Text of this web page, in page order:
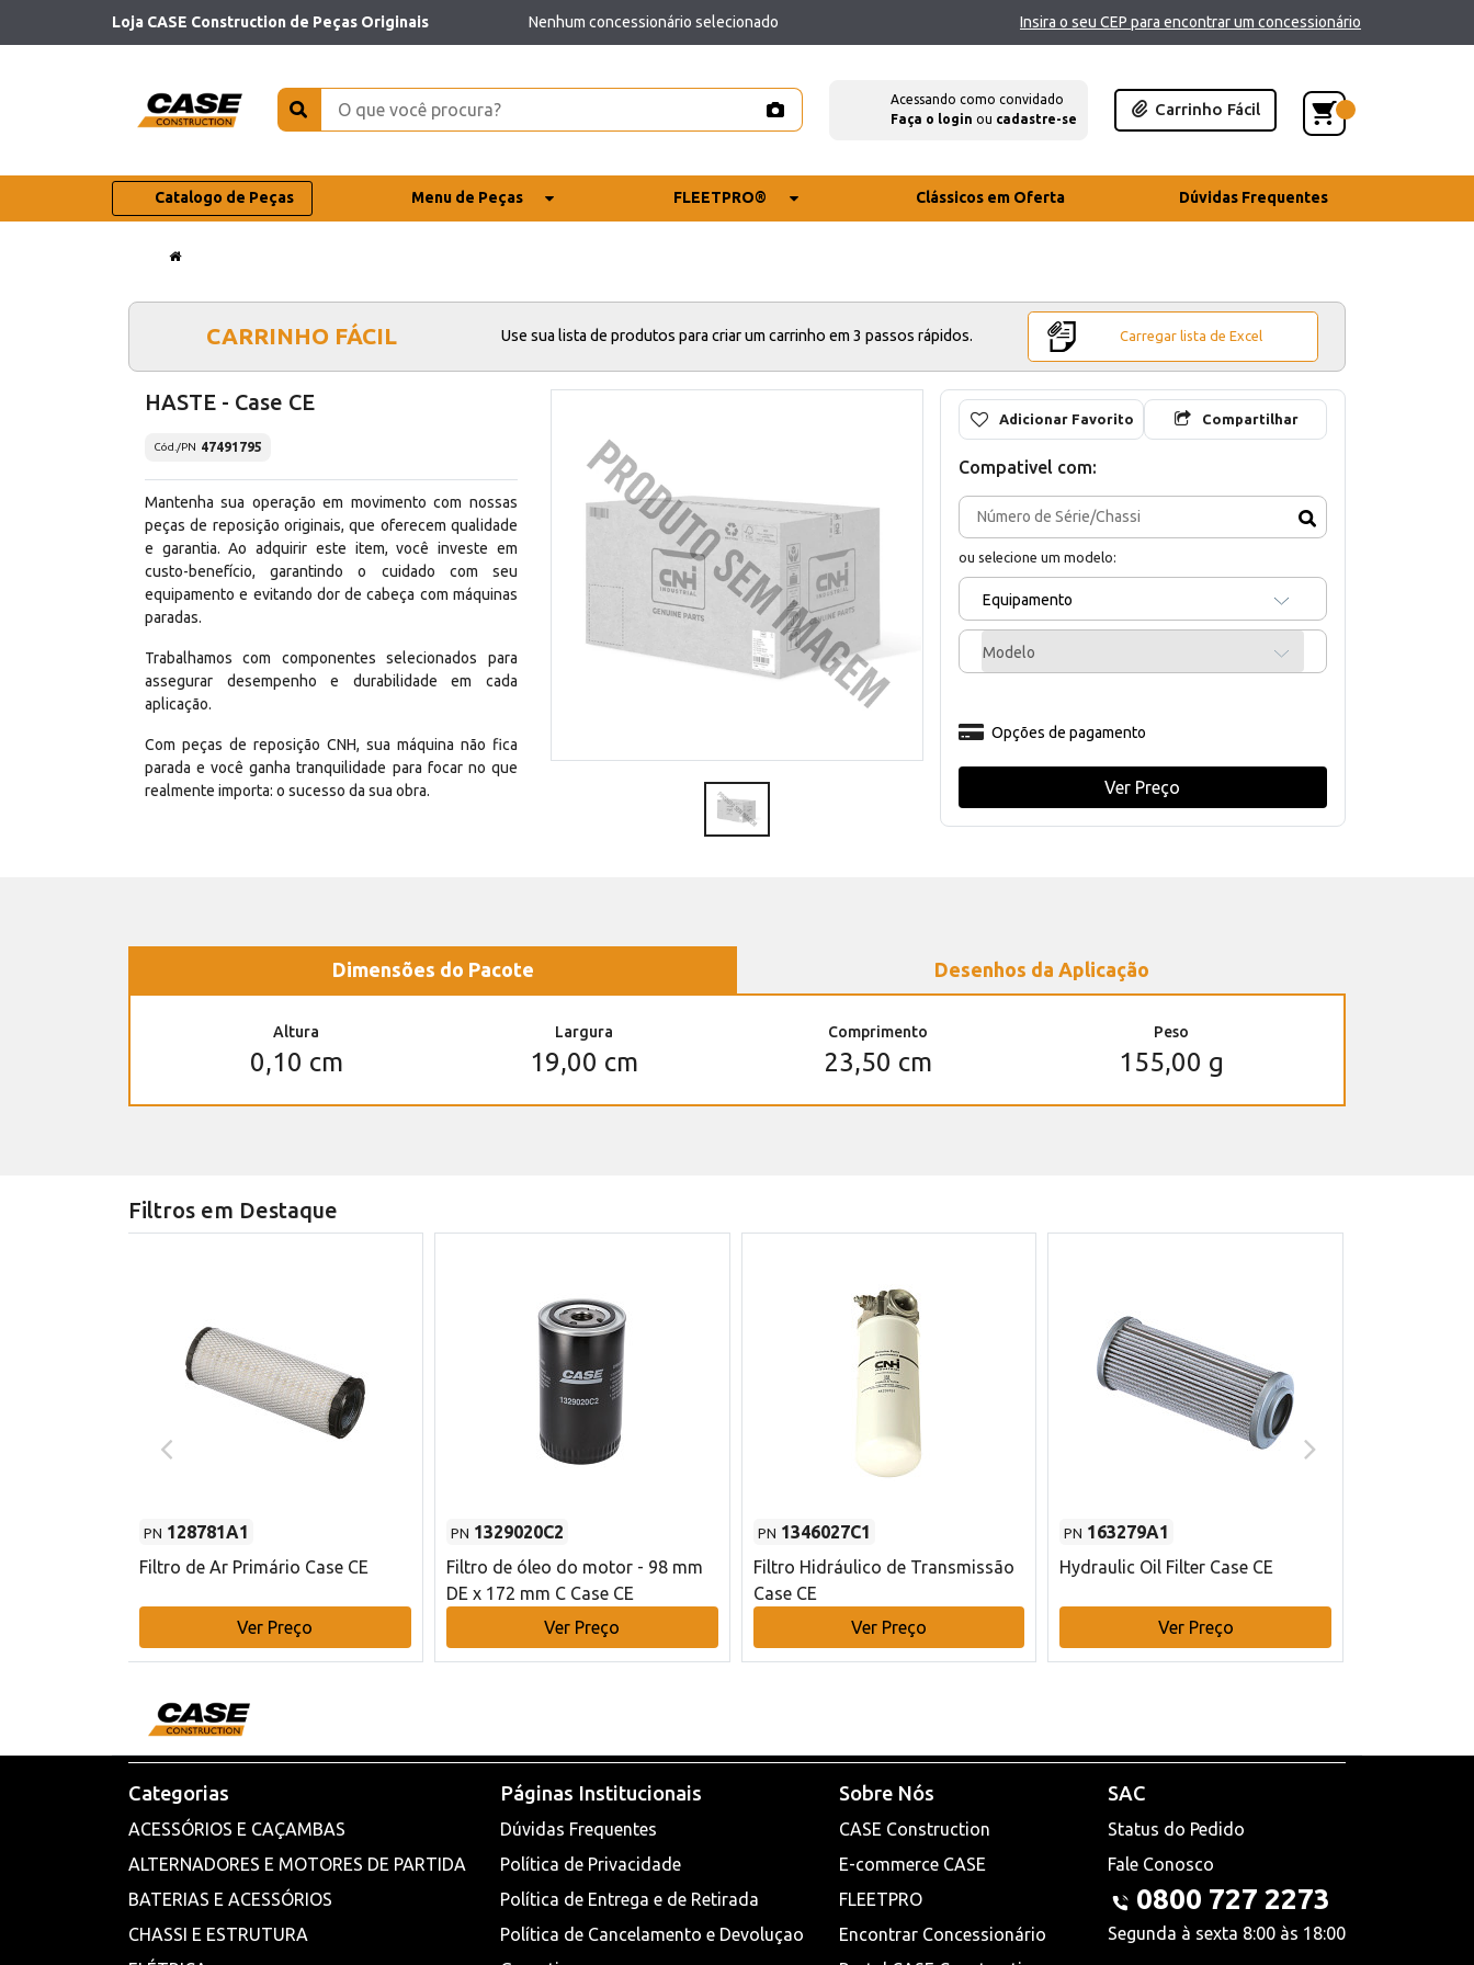
Loja CASE Construction de Peças Originais Nenhum concessionário selecionado Insira o seu CEP para encontrar um concessionário
Acessando como convidado
Faça o login ou cadastre-se
Carrinho Fácil
Catalogo de Peças Menu de Peças FLEETPRO® Clássicos em Oferta Dúvidas Frequentes
CARRINHO FÁCIL Use sua lista de produtos para criar um carrinho em 3 passos rápidos. Carregar lista de Excel
HASTE - Case CE
Cód./PN 47491795
Mantenha sua operação em movimento com nossas
peças de reposição originais, que oferecem qualidade
e garantia. Ao adquirir este item, você investe em
custo-benefício, garantindo o cuidado com seu
equipamento e evitando dor de cabeça com máquinas
paradas.
Trabalhamos com componentes selecionados para
assegurar desempenho e durabilidade em cada
aplicação.
Com peças de reposição CNH, sua máquina não fica
parada e você ganha tranquilidade para focar no que
realmente importa: o sucesso da sua obra.
Adicionar Favorito Compartilhar
Compativel com:
ou selecione um modelo:
Equipamento
Modelo
Opções de pagamento
Ver Preço
Dimensões do Pacote Desenhos da Aplicação
Altura
0,10 cm
Largura
19,00 cm
Comprimento
23,50 cm
Peso
155,00 g
Filtros em Destaque
PN 128781A1
Filtro de Ar Primário Case CE
Ver Preço
PN 1329020C2
Filtro de óleo do motor - 98 mm
DE x 172 mm C Case CE
Ver Preço
PN 1346027C1
Filtro Hidráulico de Transmissão
Case CE
Ver Preço
PN 163279A1
Hydraulic Oil Filter Case CE
Ver Preço
Categorias
ACESSÓRIOS E CAÇAMBAS
ALTERNADORES E MOTORES DE PARTIDA
BATERIAS E ACESSÓRIOS
CHASSI E ESTRUTURA
Páginas Institucionais
Dúvidas Frequentes
Política de Privacidade
Política de Entrega e de Retirada
Política de Cancelamento e Devoluçao
Sobre Nós
CASE Construction
E-commerce CASE
FLEETPRO
Encontrar Concessionário
SAC
Status do Pedido
Fale Conosco
0800 727 2273
Segunda à sexta 8:00 às 18:00